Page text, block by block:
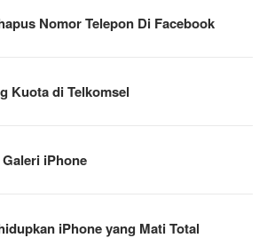
Nomor Telepon Di Facebook
Kuota di Telkomsel
iPhone
iPhone yang Mati Total